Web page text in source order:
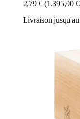
2,79 € (1.395,00
Livraison